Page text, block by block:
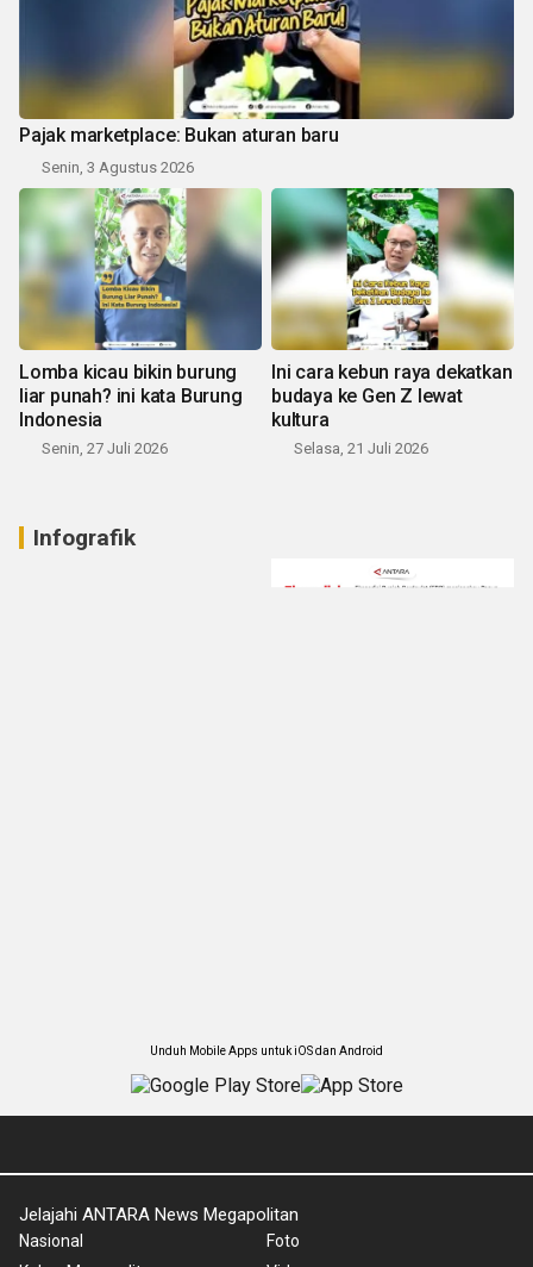
Pajak marketplace: Bukan aturan baru
Senin, 3 Agustus 2026
Lomba kicau bikin burung
liar punah? ini kata Burung
Indonesia
Senin, 27 Juli 2026
Ini cara kebun raya dekatkan
budaya ke Gen Z lewat
kultura
Selasa, 21 Juli 2026
Infografik
Unduh Mobile Apps untuk iOS dan Android
Jelajahi ANTARA News Megapolitan
Nasional
Foto